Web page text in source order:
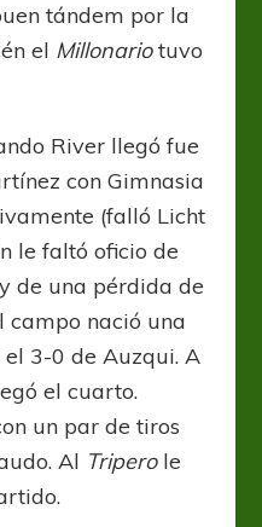
tándem por la
el Millonariotuvo
River llegó fue
con Gimnasia
(falló Licht
le faltó oficio de
de una pérdida de
campo nació una
3-0 de Auzqui. A
el cuarto.
un par de tiros
Al Triperole